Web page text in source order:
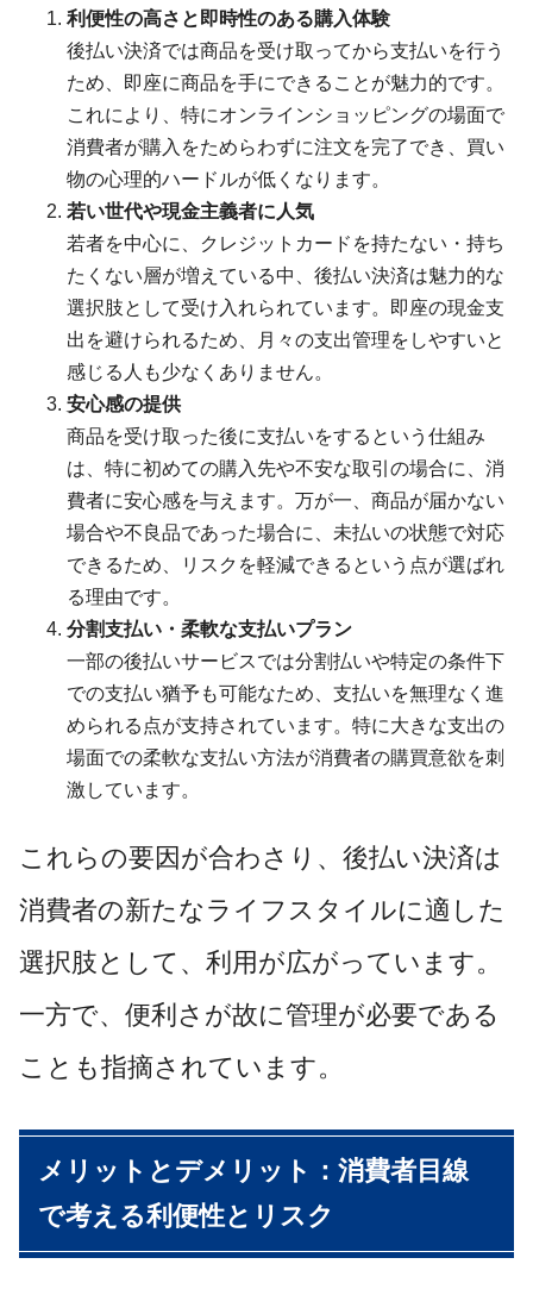
利便性の高さと即時性のある購入体験
後払い決済では商品を受け取ってから支払いを行う
ため、即座に商品を手にできることが魅力的です。
これにより、特にオンラインショッピングの場面で
消費者が購入をためらわずに注文を完了でき、買い
物の心理的ハードルが低くなります。
若い世代や現金主義者に人気
若者を中心に、クレジットカードを持たない・持ち
たくない層が増えている中、後払い決済は魅力的な
選択肢として受け入れられています。即座の現金支
出を避けられるため、月々の支出管理をしやすいと
感じる人も少なくありません。
安心感の提供
商品を受け取った後に支払いをするという仕組み
は、特に初めての購入先や不安な取引の場合に、消
費者に安心感を与えます。万が一、商品が届かない
場合や不良品であった場合に、未払いの状態で対応
できるため、リスクを軽減できるという点が選ばれ
る理由です。
分割支払い・柔軟な支払いプラン
一部の後払いサービスでは分割払いや特定の条件下
での支払い猶予も可能なため、支払いを無理なく進
められる点が支持されています。特に大きな支出の
場面での柔軟な支払い方法が消費者の購買意欲を刺
激しています。
これらの要因が合わさり、後払い決済は
消費者の新たなライフスタイルに適した
選択肢として、利用が広がっています。
一方で、便利さが故に管理が必要である
ことも指摘されています。
メリットとデメリット：消費者目線
で考える利便性とリスク